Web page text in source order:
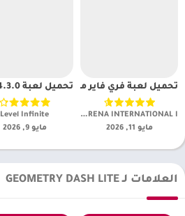
تحميل لعبة فري فاير ماكس Free Fire MAX مهكرة
GARENA INTERNATIONAL I‏
مايو 11, 2026
تحميل لعبة PUBG MOBILE 4.3.0 مهكرة tencent.ig [ ببجي مهكره شدات 2026]
Level Infinite‏
مايو 9, 2026
العلامات لـ GEOMETRY DASH LITE